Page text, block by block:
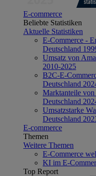
E-commerce
Beliebte Statistiken
Aktuelle Statistiken
E-Commerce -
Deutschland
Umsatz von
2010-2025
B2C-E-
Deutschland
Marktanteile
Deutschland
Umsatzstarke
Deutschland
E-commerce
Themen
Weitere Themen
E-Commerce
KI im E-
Top Report